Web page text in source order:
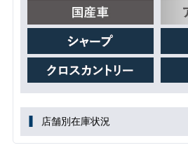
店舗別在庫状況